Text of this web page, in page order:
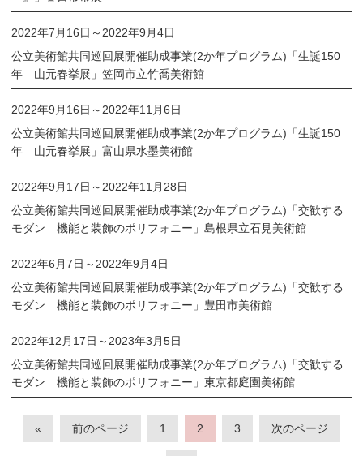
2022年7月16日 ～ 2022年9月4日
公立美術館共同巡回展開催助成事業(2か年プログラム)「生誕150
年 山元春挙展」笠岡市立竹喬美術館
2022年9月16日 ～ 2022年11月6日
公立美術館共同巡回展開催助成事業(2か年プログラム)「生誕150
年 山元春挙展」富山県水墨美術館
2022年9月17日 ～ 2022年11月28日
公立美術館共同巡回展開催助成事業(2か年プログラム)「交歓する
モダン 機能と装飾のポリフォニー」島根県立石見美術館
2022年6月7日 ～ 2022年9月4日
公立美術館共同巡回展開催助成事業(2か年プログラム)「交歓する
モダン 機能と装飾のポリフォニー」豊田市美術館
2022年12月17日 ～ 2023年3月5日
公立美術館共同巡回展開催助成事業(2か年プログラム)「交歓する
モダン 機能と装飾のポリフォニー」東京都庭園美術館
« 前のページ 1 2 3 次のページ